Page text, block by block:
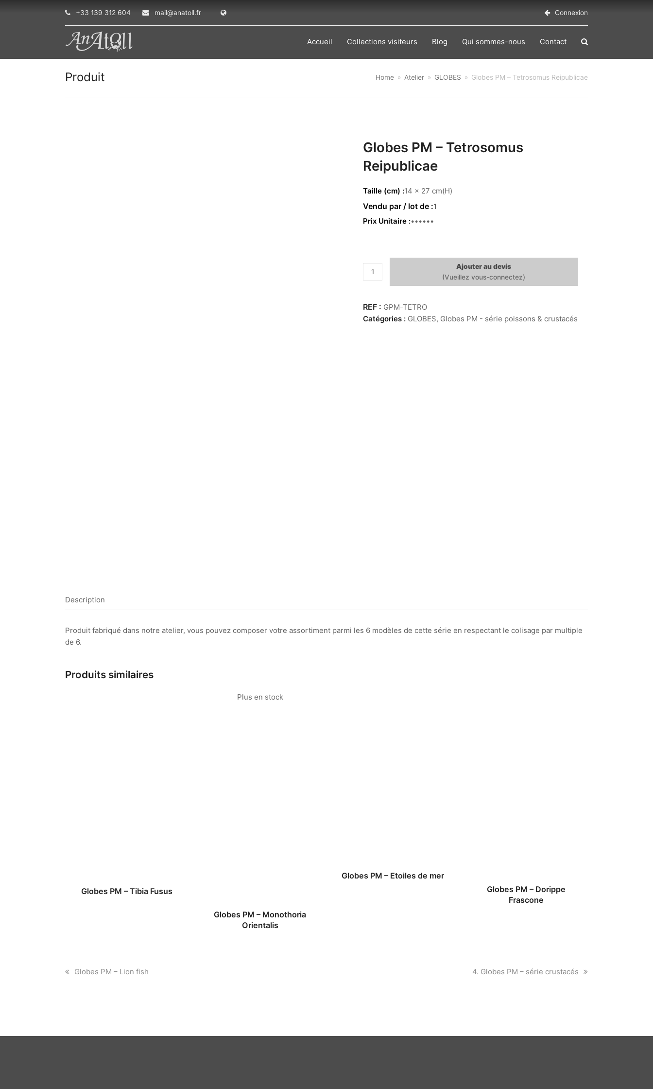
+33 139 312 604 mail@anatoll.fr Connexion
Accueil Collections visiteurs Blog Qui sommes-nous Contact
Produit Home » Atelier » GLOBES » Globes PM – Tetrosomus Reipublicae
Globes PM – Tetrosomus
Reipublicae
Taille (cm) 14 x 27 cm(H)
1
Prix Unitaire 39.00€
quantité
de
PM
-
Tetrosomus
Ajouter au devis
GPM-TETRO
Catégories : GLOBES, Globes PM - série poissons & crustacés
Description
Produit fabriqué dans notre atelier, vous pouvez composer votre assortiment parmi les 6 modèles de cette série en respectant le colisage par multiple
de 6.
Produits similaires
Globes PM – Tibia Fusus
Plus en stock
Globes PM – Monothoria
Orientalis
Globes PM – Etoiles de mer
Globes PM – Dorippe
Frascone
previous
Globes PM – Lion fish
next
4. Globes PM – série crustacés